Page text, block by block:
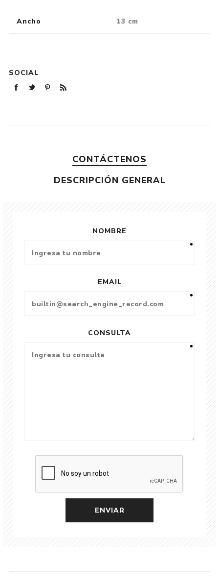
Ancho 13 cm
SOCIAL
CONTÁCTENOS
DESCRIPCIÓN GENERAL
NOMBRE
EMAIL
CONSULTA